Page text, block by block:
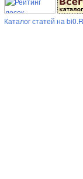
Каталог статей на